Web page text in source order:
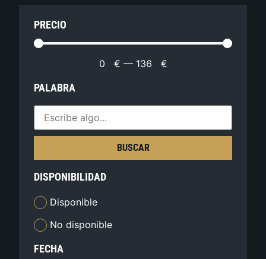
PRECIO
0 € — 136 €
PALABRA
BUSCAR
DISPONIBILIDAD
Disponible
No disponible
FECHA